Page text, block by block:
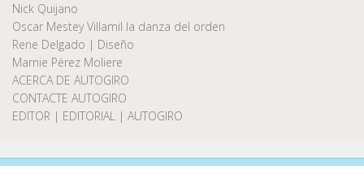
Nick Quijano
Oscar Mestey Villamil la danza del orden
Rene Delgado | Diseño
Marnie Pérez Moliere
ACERCA DE AUTOGIRO
CONTACTE AUTOGIRO
EDITOR | EDITORIAL | AUTOGIRO